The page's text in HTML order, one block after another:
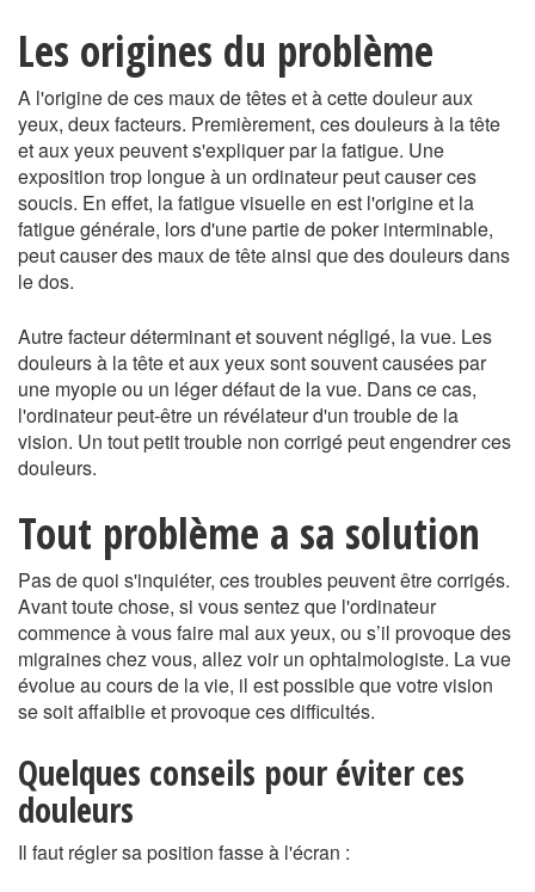
Les origines du problème
A l'origine de ces maux de têtes et à cette douleur aux
yeux, deux facteurs. Premièrement, ces douleurs à la tête
et aux yeux peuvent s'expliquer par la fatigue. Une
exposition trop longue à un ordinateur peut causer ces
soucis. En effet, la fatigue visuelle en est l'origine et la
fatigue générale, lors d'une partie de poker interminable,
peut causer des maux de tête ainsi que des douleurs dans
le dos.
Autre facteur déterminant et souvent négligé, la vue. Les
douleurs à la tête et aux yeux sont souvent causées par
une myopie ou un léger défaut de la vue. Dans ce cas,
l'ordinateur peut-être un révélateur d'un trouble de la
vision. Un tout petit trouble non corrigé peut engendrer ces
douleurs.
Tout problème a sa solution
Pas de quoi s'inquiéter, ces troubles peuvent être corrigés.
Avant toute chose, si vous sentez que l'ordinateur
commence à vous faire mal aux yeux, ou s’il provoque des
migraines chez vous, allez voir un ophtalmologiste. La vue
évolue au cours de la vie, il est possible que votre vision
se soit affaiblie et provoque ces difficultés.
Quelques conseils pour éviter ces
douleurs
Il faut régler sa position fasse à l'écran :